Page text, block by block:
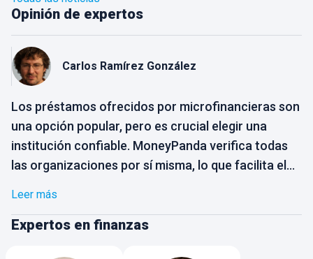
Opinión de expertos
Los préstamos ofrecidos por microfinancieras son
una opción popular, pero es crucial elegir una
institución confiable. MoneyPanda verifica todas
las organizaciones por sí misma, lo que facilita el
tus necesidades, sin preocuparte por la
Leer más
Carlos Ramírez González
Expertos en finanzas